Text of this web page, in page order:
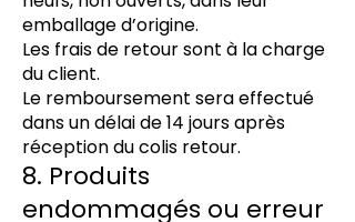
emballage d’origine.
Les frais de retour sont à la charge
du client.
Le remboursement sera effectué
dans un délai de 14 jours après
réception du colis retour.
8. Produits
endommagés ou erreur